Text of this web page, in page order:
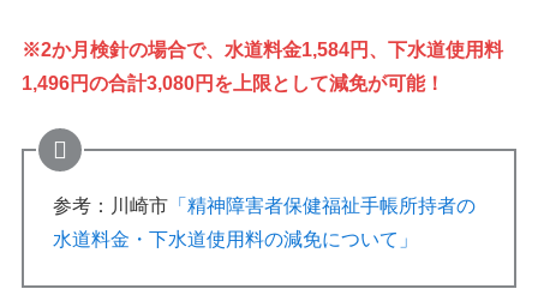
※2か月検針の場合で、水道料金1,584円、下水道使用料
1,496円の合計3,080円を上限として減免が可能！
参考：川崎市「精神障害者保健福祉手帳所持者の
水道料金・下水道使用料の減免について」